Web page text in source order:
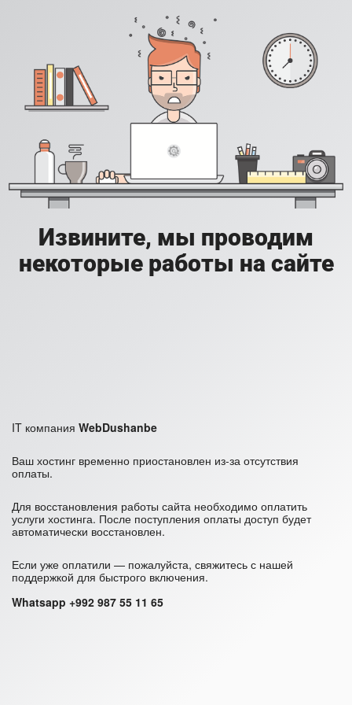
Извините, мы проводим
некоторые работы на сайте
IT компания WebDushanbe
Ваш хостинг временно приостановлен из-за отсутствия
оплаты.
Для восстановления работы сайта необходимо оплатить
услуги хостинга. После поступления оплаты доступ будет
автоматически восстановлен.
Если уже оплатили — пожалуйста, свяжитесь с нашей
поддержкой для быстрого включения.
Whatsapp +992 987 55 11 65